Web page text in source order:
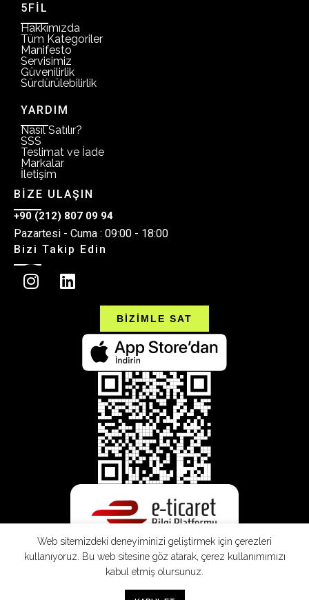
5FİL
Hakkımızda
Tüm Kategoriler
Manifesto
Servisimiz
Güvenilirlik
Sürdürülebilirlik
YARDIM
Nasıl Satılır?
SSS
Teslimat ve İade
Markalar
İletişim
BİZE ULAŞIN
+90 (212) 807 09 94
Pazartesi - Cuma : 09:00 - 18:00
Bizi Takip Edin
BİZİMLE SAT
Web sitemizdeki deneyiminizi geliştirmek için çerezleri
kullanıyoruz. Bu web sitesine göz atarak, çerez kullanımımızı
kabul etmiş olursunuz.